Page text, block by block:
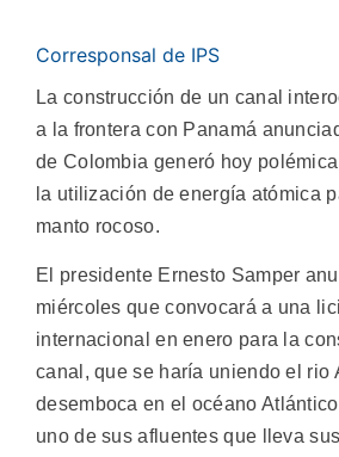
Corresponsal de IPS
La construcción de un canal
a la frontera con Panamá
de Colombia generó hoy
la utilización de energía atómica
manto rocoso.
El presidente Ernesto Samper
miércoles que convocará a una
internacional en enero para la
canal, que se haría uniendo el rio
desemboca en el océano
uno de sus afluentes que lleva